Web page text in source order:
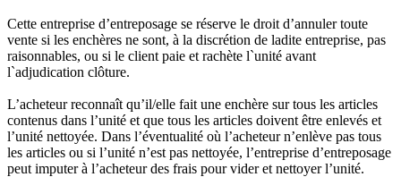
Cette entreprise d’entreposage se réserve le droit d’annuler toute
vente si les enchères ne sont, à la discrétion de ladite entreprise, pas
raisonnables, ou si le client paie et rachète l`unité avant
l`adjudication clôture.
L’acheteur reconnaît qu’il/elle fait une enchère sur tous les articles
contenus dans l’unité et que tous les articles doivent être enlevés et
l’unité nettoyée. Dans l’éventualité où l’acheteur n’enlève pas tous
les articles ou si l’unité n’est pas nettoyée, l’entreprise d’entreposage
peut imputer à l’acheteur des frais pour vider et nettoyer l’unité.